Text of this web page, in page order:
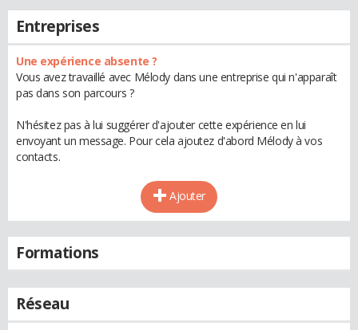
Entreprises
Une expérience absente ?
Vous avez travaillé avec Mélody dans une entreprise qui n'apparaît
pas dans son parcours ?
N'hésitez pas à lui suggérer d'ajouter cette expérience en lui
envoyant un message. Pour cela ajoutez d'abord Mélody à vos
contacts.
Ajouter
Formations
Réseau